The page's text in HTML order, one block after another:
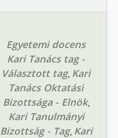
Egyetemi docens
Kari Tanács tag -
Választott tag, Kari
Tanács Oktatási
Bizottsága - Elnök,
Kari Tanulmányi
Bizottság - Tag, Kari